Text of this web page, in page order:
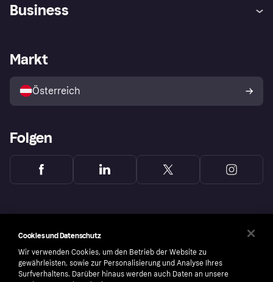
Shops entdecken
Business
Händlerportal
Markt
Österreich
Folgen
Cookies und Datenschutz
Wir verwenden Cookies, um den Betrieb der Website zu
gewährleisten, sowie zur Personalisierung und Analyse Ihres
Surfverhaltens. Darüber hinaus werden auch Daten an unsere